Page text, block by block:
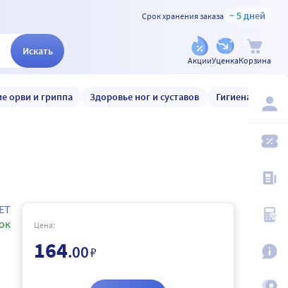
Срок хранения заказа ~ 5 дней
Искать
АкцииУценкаКорзина
орви и гриппа Здоровье ног и суставов Гигиена и уход
Цена:
164.00₽